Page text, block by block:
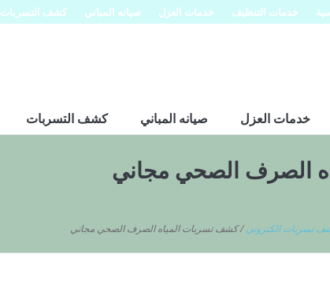
خدمات التنظيف خدمات العزل صيانه المباني كشف التسربات
خدمات العزل صيانه المباني كشف التسربات
الصرف الصحي مجاني
تسربات الكتروني /كشف تسربات المياه الصرف الصحي مجاني